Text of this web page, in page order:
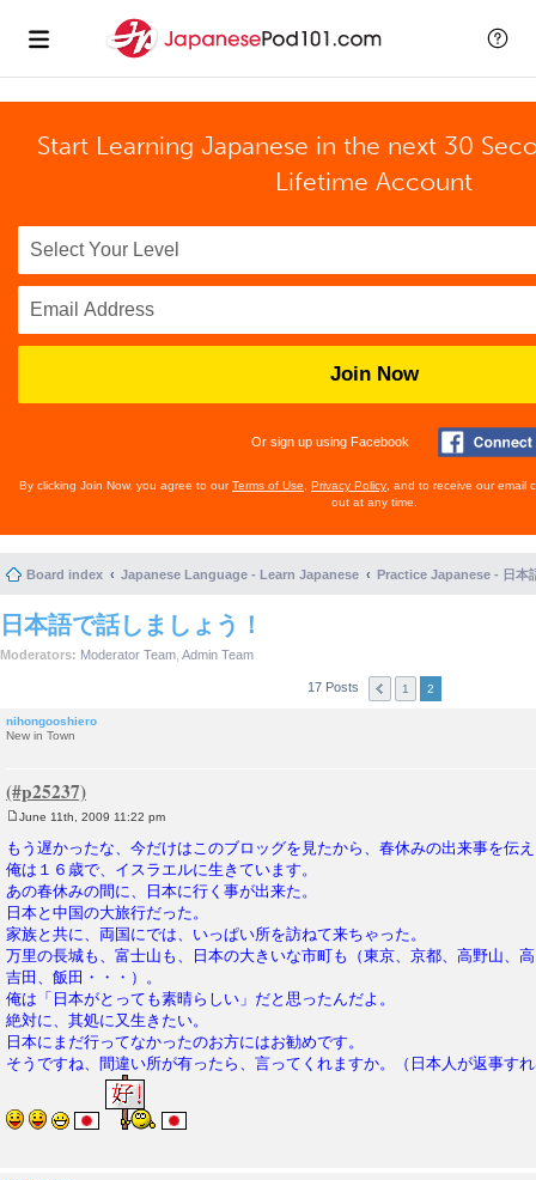
Start Learning Japanese in the next 30
Lifetime Account
Join Now
Or sign up using Facebook
By clicking Join Now, you agree to ourTerms of Use Privacy Policy , and to receive our email
out at any time.
Board index Japanese Language - Learn Japanese Practice Japanese - 日本
日本語で話しましょう！
Moderators: Moderator Team Admin Team
17 Posts 1 2
nihongooshiero
New in Town
t
June 11th, 2009 11:22 pm
もう遅かったな、今だけはこのブロッグを見たから、春休みの出来事を伝
俺は１６歳で、イスラエルに生きています。
あの春休みの間に、日本に行く事が出来た。
日本と中国の大旅行だった。
家族と共に、両国にでは、いっぱい所を訪ねて来ちゃった。
万里の長城も、富士山も、日本の大きいな市町も（東京、京都、高野山、
吉田、飯田・・・）。
俺は「日本がとっても素晴らしい」だと思ったんだよ。
絶対に、其処に又生きたい。
日本にまだ行ってなかったのお方にはお勧めです。
そうですね、間違い所が有ったら、言ってくれますか。（日本人が返事す